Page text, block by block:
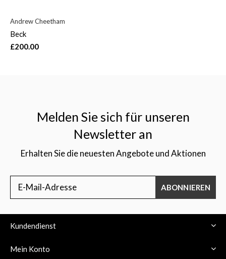
Andrew Cheetham
Beck
£200.00
Melden Sie sich für unseren
Newsletter an
Erhalten Sie die neuesten Angebote und Aktionen
ABONNIEREN
Kundendienst
Mein Konto